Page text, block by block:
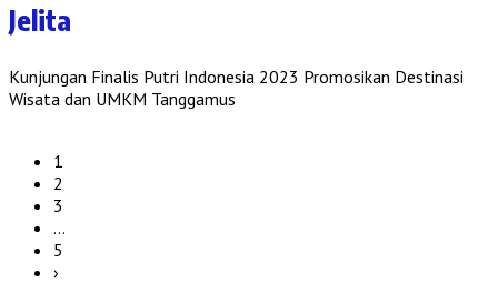
Jelita
Kunjungan Finalis Putri Indonesia 2023 Promosikan Destinasi
Wisata dan UMKM Tanggamus
1
2
3
…
5
›